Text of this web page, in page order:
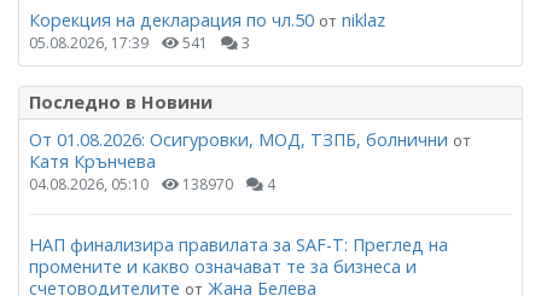
Корекция на декларация по чл.50 от niklaz
05.08.2026, 17:39 541 3
Последно в Новини
От 01.08.2026: Осигуровки, МОД, ТЗПБ, болнични от
Катя Крънчева
04.08.2026, 05:10 138970 4
НАП финализира правилата за SAF-T: Преглед на
промените и какво означават те за бизнеса и
счетоводителите от Жана Белева